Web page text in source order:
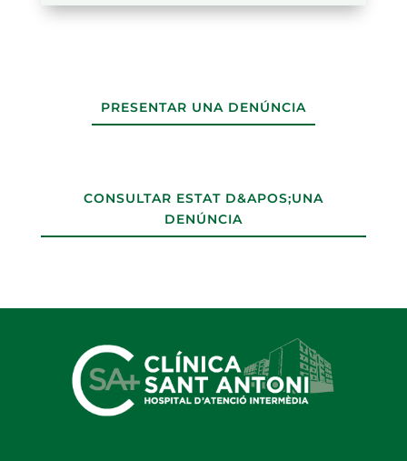
PRESENTAR UNA DENÚNCIA
CONSULTAR ESTAT D&APOS;UNA
DENÚNCIA